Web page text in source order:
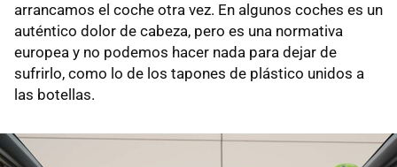
arrancamos el coche otra vez. En algunos coches es un
auténtico dolor de cabeza, pero es una normativa
europea y no podemos hacer nada para dejar de
sufrirlo, como lo de los tapones de plástico unidos a
las botellas.